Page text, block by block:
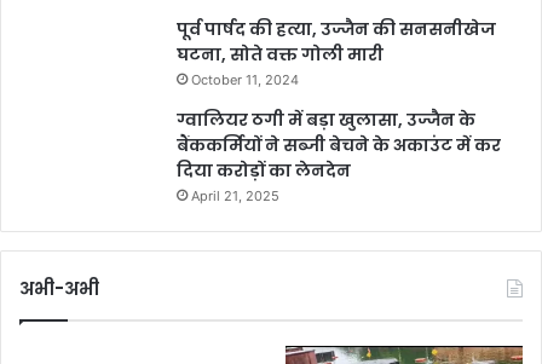
पूर्व पार्षद की हत्या, उज्जैन की सनसनीखेज
घटना, सोते वक्त गोली मारी
October 11, 2024
ग्वालियर ठगी में बड़ा खुलासा, उज्जैन के
बैंककर्मियों ने सब्जी बेचने के अकाउंट में कर
दिया करोड़ों का लेनदेन
April 21, 2025
अभी-अभी